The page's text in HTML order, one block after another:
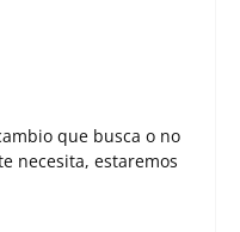
que busca o no
necesita, estaremos